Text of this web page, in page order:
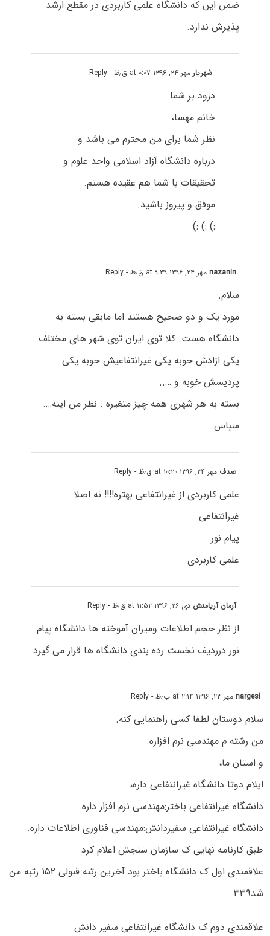
ضمن این که دانشگاه علمی کاربردی در مقطع ارشد
پذیرش ندارد.
شهریار مهر ۲۴, ۱۳۹۶ at ۰:۰۷ ق٫ظ - Reply
درود بر شما
خانم مهسا،
نظر شما برای من محترم می باشد و
درباره دانشگاه آزاد اسلامی واحد علوم و
تحقیقات با شما هم عقیده هستم.
موفق و پیروز باشید.
:) :) :)
nazaninمهر ۲۴, ۱۳۹۶ at ۹:۳۹ ق٫ظ - Reply
سلام.
مورد یک و دو صحیح هستند اما مابقی بسته به
دانشگاه هست. کلا توی ایران توی شهر های مختلف
یکی ازادش خوبه یکی غیرانتفاعیش خوبه یکی
پردیسش خوبه و …..
بسته به هر شهری همه چیز متغیره . نظر من اینه….
سپاس
صدف مهر ۲۴, ۱۳۹۶ at ۱۰:۲۰ ق٫ظ - Reply
علمی کاربردی از غیرانتفاعی بهتره!!!! نه اصلا
غیرانتفاعی
پیام نور
علمی کاربردی
آرمان آریامنش دی ۲۶, ۱۳۹۶ at ۱۱:۵۲ ق٫ظ - Reply
از نظر حجم اطلاعات ومیزان آموخته ها دانشگاه پیام
نور درردیف نخست رده بندی دانشگاه ها قرار می گیرد
nargesiمهر ۲۳, ۱۳۹۶ at ۲:۱۴ ب٫ظ - Reply
سلام دوستان لطفا کسی راهنمایی کنه.
من رشته م مهندسی نرم افزاره.
و استان ما،
ایلام دوتا دانشگاه غیرانتفاعی داره،
دانشگاه غیرانتفاعی باختر:مهندسی نرم افزار داره
دانشگاه غیرانتفاعی سفیردانش:مهندسی فناوری اطلاعات داره.
طبق کارنامه نهایی ک سازمان سنجش اعلام کرد
علاقمندی اول ک دانشگاه باختر بود آخرین رتبه قبولی ۱۵۲ رتبه من
شد۳۳۹
علاقمندی دوم ک دانشگاه غیرانتفاعی سفیر دانش